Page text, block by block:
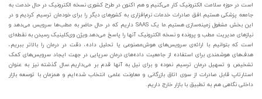
است در حوزه سلامت الکترونیک کار می‌کنیم و هم اکنون در طرح کشوری نسخه الکترونیک در حال خدمت به
جامعه پزشکی هستیم.افق صادرات خدمات نرم‌افزاری به کشورهای دیگر را برای خودمان ترسیم کردیم و در
این بخش مشغول زمینه‌سازی هستیم.ما یک SAAS داریم که در حال حاضر به مطب‌ها سرویس می‌دهد و
نیازهای مدیریت مطب و پرونده و نسخه الکترونیک آنها را پاسخ می‌دهد.ویژن وی‌کلینیک رسیدن به نقطه‌ای
است که بتوانیم با ارائه‌ی سرویس‌های هوش‌مصنوعی یا تحلیل داده، دقت در درمان را بالاتر ببریم،
هدف‌های هوشمندی برای استفاده از جامعیت داده‌های درمان سرپایی در جهت ایجاد سرویس‌های کمک
تشخیص و تسهیل درمان ترسیم نموده و برای نیل به آنها قدم بر می‌داریم.سال گذشته نیز به عنوان
استارتاپ قابل صادرات از سوی اتاق بازرگانی و معاونت علمی انتخاب شده‌ایم و همزمان با توسعه بازار
داخلی نگاهی هم به تطبیق با بازار خارج داریم.